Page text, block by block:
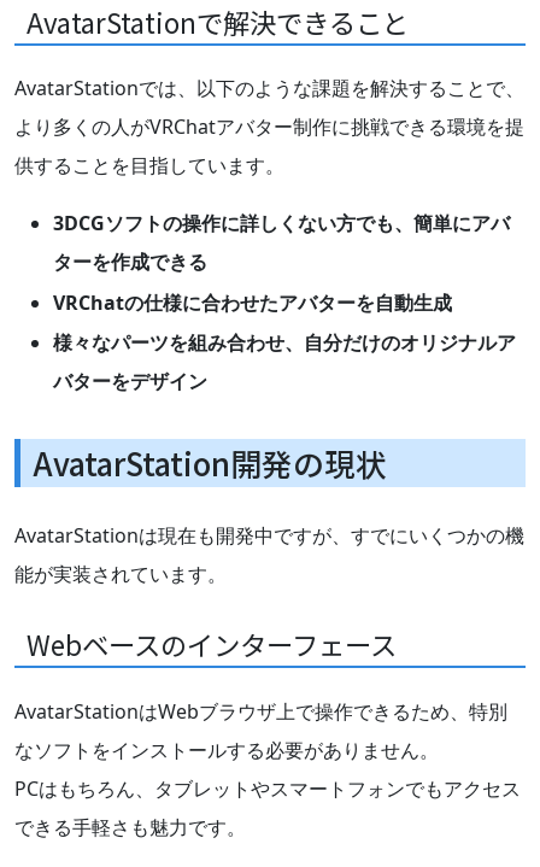
AvatarStationで解決できること
AvatarStationでは、以下のような課題を解決することで、
より多くの人がVRChatアバター制作に挑戦できる環境を提
供することを目指しています。
3DCGソフトの操作に詳しくない方でも、簡単にアバ
ターを作成できる
VRChatの仕様に合わせたアバターを自動生成
様々なパーツを組み合わせ、自分だけのオリジナルア
バターをデザイン
AvatarStation開発の現状
AvatarStationは現在も開発中ですが、すでにいくつかの機
能が実装されています。
Webベースのインターフェース
AvatarStationはWebブラウザ上で操作できるため、特別
なソフトをインストールする必要がありません。
PCはもちろん、タブレットやスマートフォンでもアクセス
できる手軽さも魅力です。